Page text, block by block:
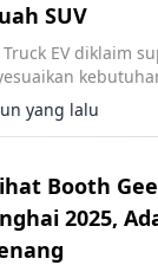
SUV
Truck EV diklaim
yang lalu
Booth
2025,